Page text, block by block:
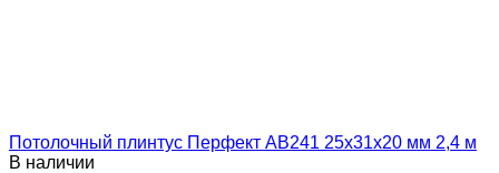
Потолочный плинтус Перфект AB241 25х31х20 мм 2,4 м
В наличии